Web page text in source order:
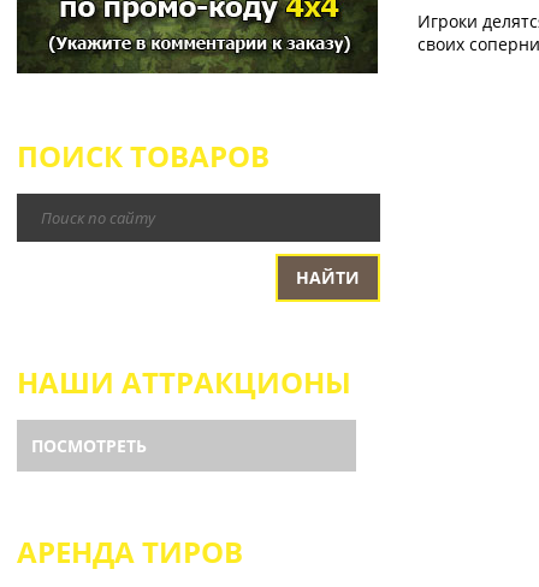
ПОИСК ТОВАРОВ
НАШИ АТТРАКЦИОНЫ
ПОСМОТРЕТЬ
АРЕНДА ТИРОВ
Игроки
своих